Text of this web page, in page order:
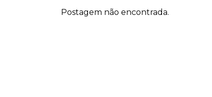
Postagem não encontrada.